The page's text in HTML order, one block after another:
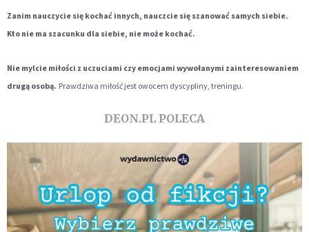
Zanim nauczycie się kochać innych, nauczcie się szanować samych siebie.
Kto nie ma szacunku dla siebie, nie może kochać.
Nie mylcie miłości z uczuciami czy emocjami wywołanymi zainteresowaniem
drugą osobą. Prawdziwa miłość jest owocem dyscypliny, treningu.
DEON.PL POLECA